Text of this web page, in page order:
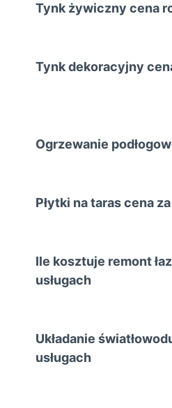
Tynk żywiczny cena
Tynk dekoracyjny
Ogrzewanie
Płytki na taras cena
Ile kosztuje remont
usługach
Układanie
usługach